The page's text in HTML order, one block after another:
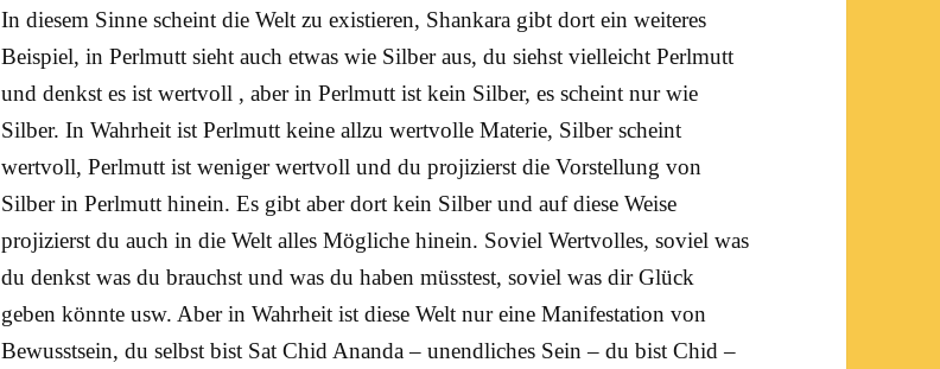
In diesem Sinne scheint die Welt zu existieren, Shankara gibt dort ein weiteres
Beispiel, in Perlmutt sieht auch etwas wie Silber aus, du siehst vielleicht Perlmutt
und denkst es ist wertvoll , aber in Perlmutt ist kein Silber, es scheint nur wie
Silber. In Wahrheit ist Perlmutt keine allzu wertvolle Materie, Silber scheint
wertvoll, Perlmutt ist weniger wertvoll und du projizierst die Vorstellung von
Silber in Perlmutt hinein. Es gibt aber dort kein Silber und auf diese Weise
projizierst du auch in die Welt alles Mögliche hinein. Soviel Wertvolles, soviel was
du denkst was du brauchst und was du haben müsstest, soviel was dirGlück
geben könnte usw. Aber in Wahrheit ist diese Welt nur eine Manifestation von
Bewusstsein, du selbst bist Sat Chid Ananda – unendliches Sein – du bist Chid –